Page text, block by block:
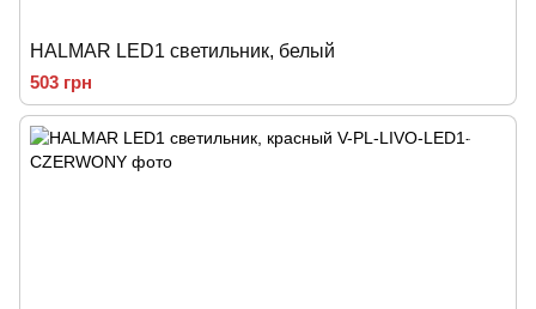
HALMAR LED1 светильник, белый
503 грн